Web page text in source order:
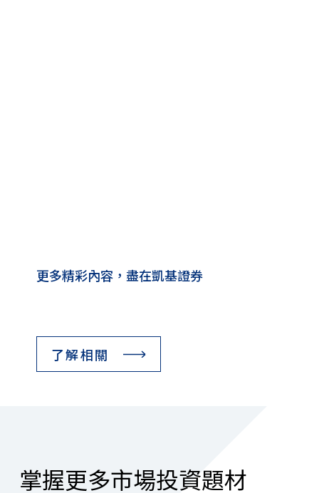
更多精彩內容，盡在凱基證券
了解相關
掌握更多市場投資題材